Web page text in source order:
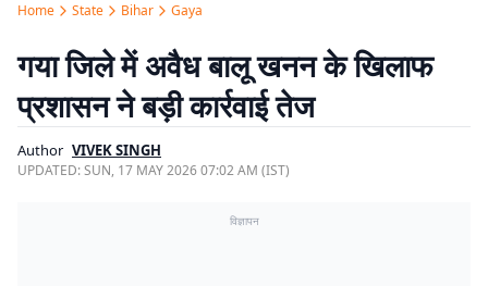
Home State Bihar Gaya
गया जिले में अवैध बालू खनन के खिलाफ
प्रशासन ने बड़ी कार्रवाई तेज
Author VIVEK SINGH
UPDATED:SUN, 17 MAY 2026 07:02 AM (IST)
विज्ञापन